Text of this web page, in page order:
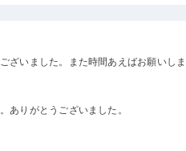
ざいました。また時間あえばお願いし
ありがとうございました。